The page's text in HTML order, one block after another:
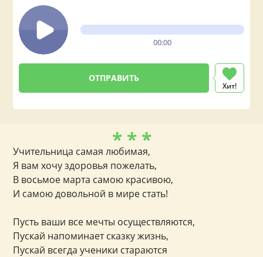
00:00
Хит!
* * *
Учительница самая любимая,
Я вам хочу здоровья пожелать,
В восьмое марта самою красивою,
И самою довольной в мире стать!
Пусть ваши все мечты осуществляются,
Пускай напоминает сказку жизнь,
Пускай всегда ученики стараются